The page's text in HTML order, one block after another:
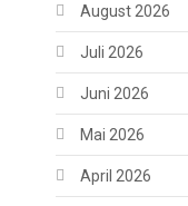
August 2026
Juli 2026
Juni 2026
Mai 2026
April 2026